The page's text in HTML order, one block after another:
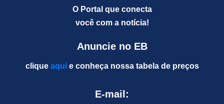
O Portal que conecta
você com a notícia!
Anuncie no EB
clique aquie conheça nossa tabela de preços
E-mail: